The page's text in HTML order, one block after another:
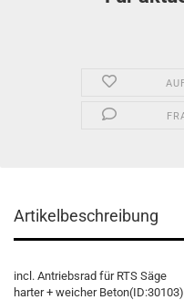
Artikelbeschreibung
incl. Antriebsrad für RTS Säge
harter + weicher Beton(ID:30103)